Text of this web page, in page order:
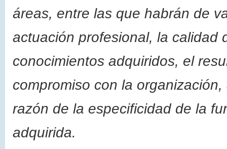
áreas, entre las que habrán de
actuación profesional, la calidad
conocimientos adquiridos, el
compromiso con la
razón de la especificidad de la
adquirida.